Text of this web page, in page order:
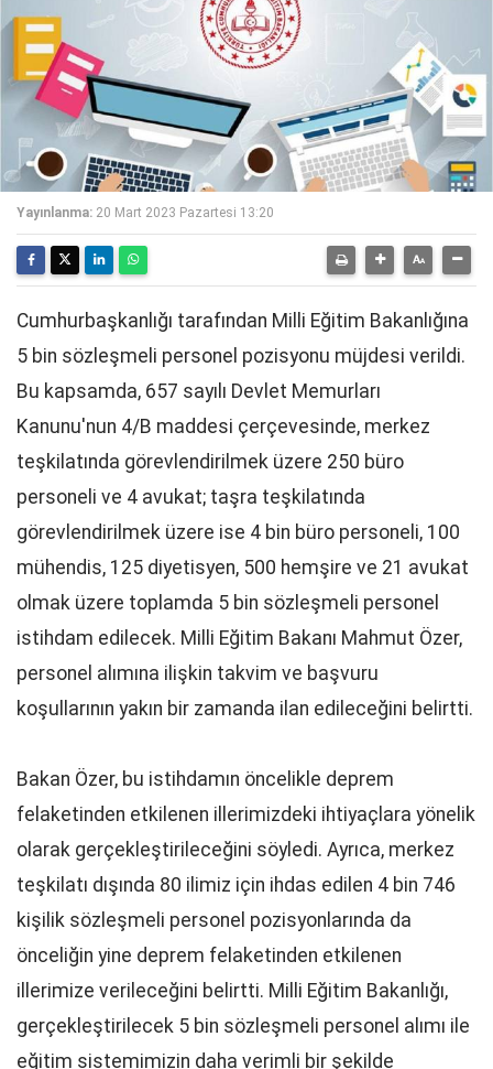
Yayınlanma: 20 Mart 2023 Pazartesi 13:20
Cumhurbaşkanlığı tarafından Milli Eğitim Bakanlığına
5 bin sözleşmeli personel pozisyonu müjdesi verildi.
Bu kapsamda, 657 sayılı Devlet Memurları
Kanunu'nun 4/B maddesi çerçevesinde, merkez
teşkilatında görevlendirilmek üzere 250 büro
personeli ve 4 avukat; taşra teşkilatında
görevlendirilmek üzere ise 4 bin büro personeli, 100
mühendis, 125 diyetisyen, 500 hemşire ve 21 avukat
olmak üzere toplamda 5 bin sözleşmeli personel
istihdam edilecek. Milli Eğitim Bakanı Mahmut Özer,
personel alımına ilişkin takvim ve başvuru
koşullarının yakın bir zamanda ilan edileceğini belirtti.
Bakan Özer, bu istihdamın öncelikle deprem
felaketinden etkilenen illerimizdeki ihtiyaçlara yönelik
olarak gerçekleştirileceğini söyledi. Ayrıca, merkez
teşkilatı dışında 80 ilimiz için ihdas edilen 4 bin 746
kişilik sözleşmeli personel pozisyonlarında da
önceliğin yine deprem felaketinden etkilenen
illerimize verileceğini belirtti. Milli Eğitim Bakanlığı,
gerçekleştirilecek 5 bin sözleşmeli personel alımı ile
eğitim sistemimizin daha verimli bir şekilde